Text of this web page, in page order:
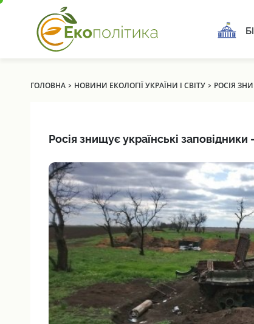
ГОЛОВНА› НОВИНИ ЕКОЛОГІЇ УКРАЇНИ І СВІТУ› РОСІЯ
Росія знищує українські заповідники